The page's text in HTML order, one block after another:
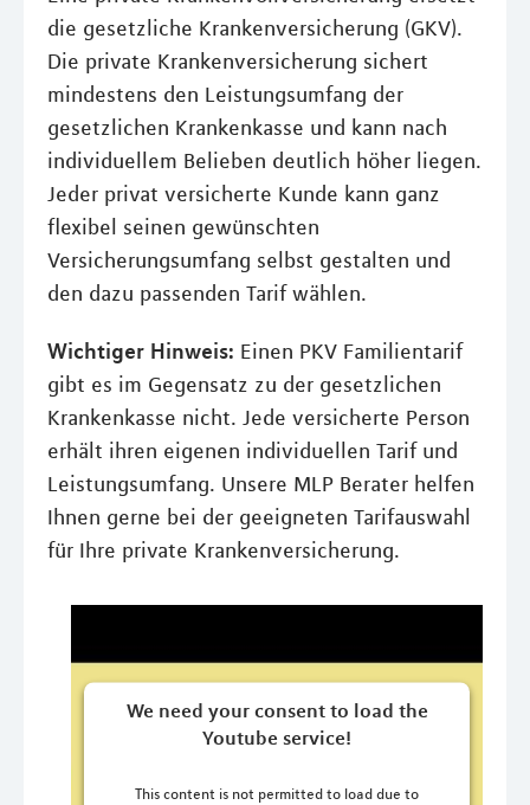
die gesetzliche Krankenversicherung (GKV).
Die private Krankenversicherung sichert
mindestens den Leistungsumfang der
gesetzlichen Krankenkasse und kann nach
individuellem Belieben deutlich höher liegen.
Jeder privat versicherte Kunde kann ganz
flexibel seinen gewünschten
Versicherungsumfang selbst gestalten und
den dazu passenden Tarif wählen.
Wichtiger Hinweis: Einen PKV Familientarif
gibt es im Gegensatz zu der gesetzlichen
Krankenkasse nicht. Jede versicherte Person
erhält ihren eigenen individuellen Tarif und
Leistungsumfang. Unsere MLP Berater helfen
Ihnen gerne bei der geeigneten Tarifauswahl
für Ihre private Krankenversicherung.
We need your consent to load the
Youtube service!
This content is not permitted to load due to